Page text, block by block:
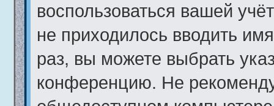
воспользоваться вашей
не приходилось вводить
раз, вы можете выбрать
конференцию. Не